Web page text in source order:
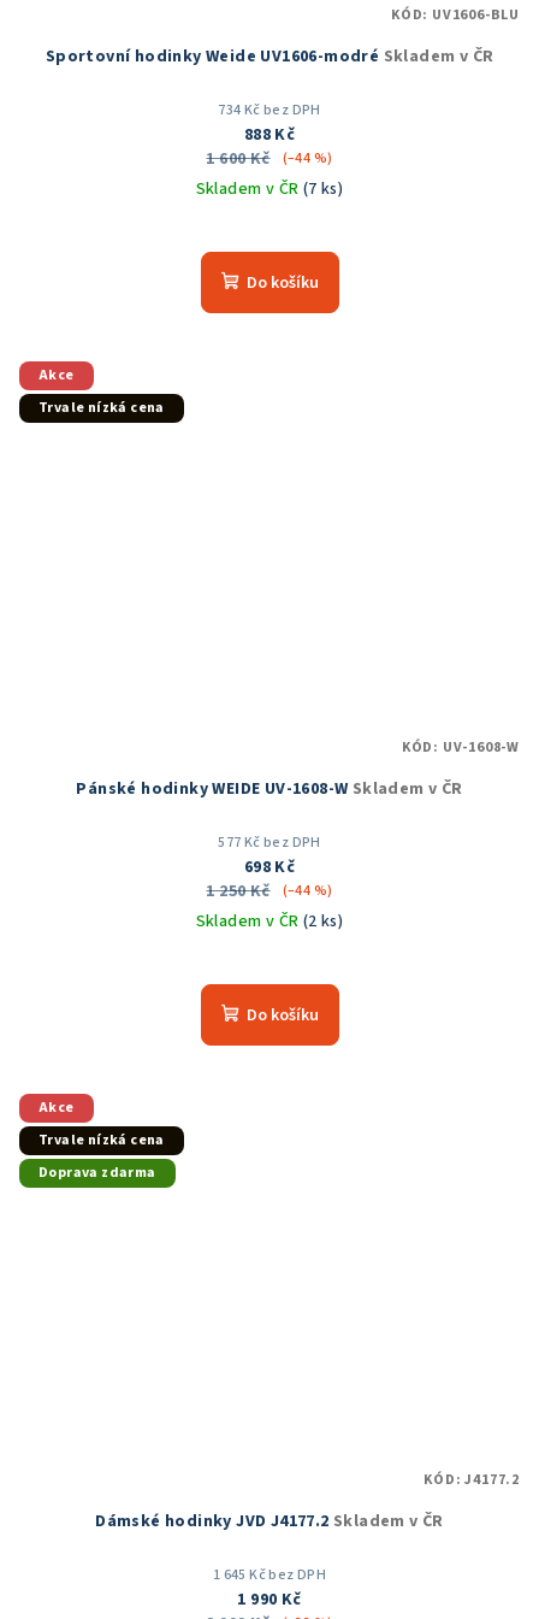
Sportovní hodinky Weide UV1606-modré Skladem v ČR
734 Kč bez DPH
888 Kč
1 600 Kč
(–44 %)
Skladem v ČR (7 ks)
hodnocení
produktu
Do košíku
KÓD: UV1606-BLU
Akce
Trvale nízká cena
Pánské hodinky WEIDE UV-1608-W Skladem v ČR
577 Kč bez DPH
698 Kč
1 250 Kč
(–44 %)
Skladem v ČR (2 ks)
hodnocení
produktu
Do košíku
KÓD: UV-1608-W
Akce
Trvale nízká cena
Doprava zdarma
Dámské hodinky JVD J4177.2 Skladem v ČR
1 645 Kč bez DPH
1 990 Kč
KÓD:J4177.2